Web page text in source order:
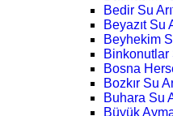
Bedir Su
Beyazıt Su
Beyhekim
Binkonutlar
Bosna
Bozkır Su
Buhara Su
Büyük